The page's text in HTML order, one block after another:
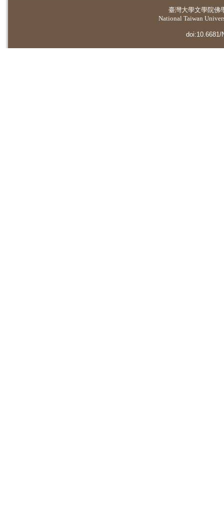
臺灣大學文學院佛
National Taiwan
doi:10.6681/